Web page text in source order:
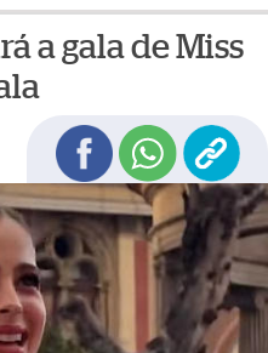
a gala de Miss